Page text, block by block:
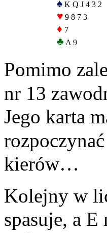
♠ K Q J 4 3 2
♥ 9 8 7 3
♦ 7
♣ A 9
Pomimo
nr 13
Jego karta
kierów…
Kolejny w
spasuje, a